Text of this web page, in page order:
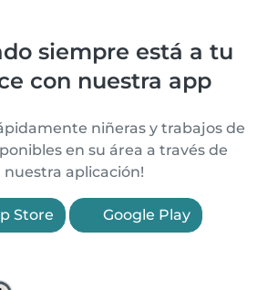
siempre está a tu
con nuestra app
niñeras y trabajos de
en su área a través de
nuestra aplicación!
Store Google Play